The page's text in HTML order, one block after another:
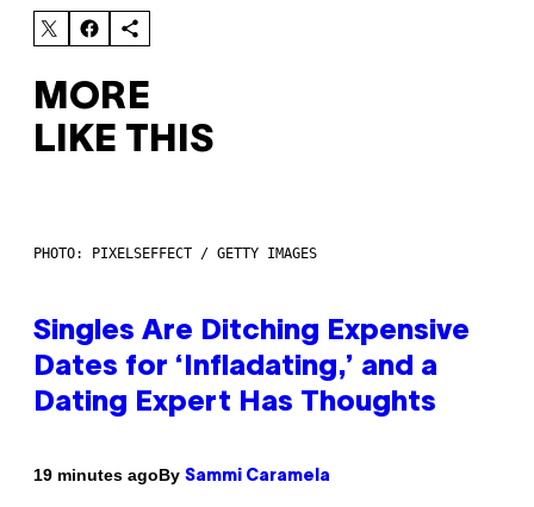
MORE
LIKE THIS
PHOTO: PIXELSEFFECT / GETTY IMAGES
Singles Are Ditching Expensive
Dates for ‘Infladating,’ and a
Dating Expert Has Thoughts
19 minutes agoBy Sammi Caramela